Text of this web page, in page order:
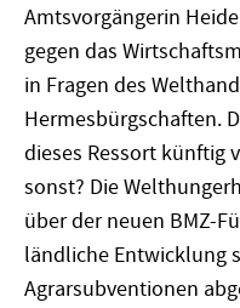
Amtsvorgängerin
gegen das
in Fragen des
Hermesbürgschaften.
dieses Ressort künftig
sonst? Die
über der neuen BMZ-
ländliche Entwicklung
Agrarsubventionen